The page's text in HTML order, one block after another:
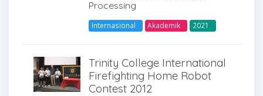
Processing
Internasional Akademik 2021
Trinity College International
Firefighting Home Robot
Contest 2012